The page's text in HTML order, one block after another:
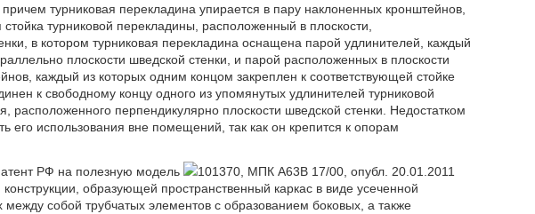
турниковая перекладина упирается в пару наклоненных кронштейнов,
турниковой перекладины, расположенный в плоскости,
в котором турниковая перекладина оснащена парой удлинителей, каждый
плоскости шведской стенки, и парой расположенных в плоскости
каждый из которых одним концом закреплен к соответствующей стойке
к свободному концу одного из упомянутых удлинителей турниковой
перпендикулярно плоскости шведской стенки. Недостатком
его использования вне помещений, так как он крепится к опорам
РФ на полезную модель
101370, МПК А63В 17/00, опубл. 20.01.2011
образующей пространственный каркас в виде усеченной
собой трубчатых элементов с образованием боковых, а также